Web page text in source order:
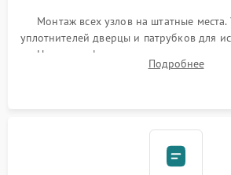
Монтаж всех узлов на штатные места.
уплотнителей дверцы и патрубков для
Надежная фиксация хомутов
сборка корпуса и установка
Подробнее